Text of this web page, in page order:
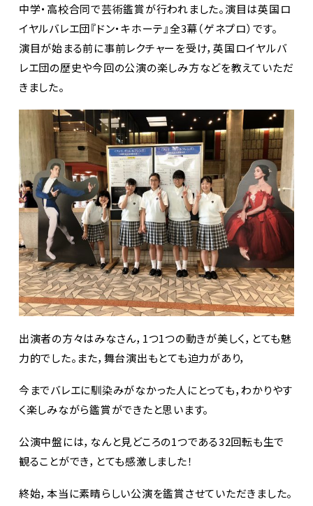
中学・高校合同で芸術鑑賞が行われました。演目は英国ロ
イヤルバレエ団『ドン・キホーテ』全3幕（ゲネプロ）です。
演目が始まる前に事前レクチャーを受け，英国ロイヤルバ
レエ団の歴史や今回の公演の楽しみ方などを教えていただ
きました。
出演者の方々はみなさん，1つ1つの動きが美しく，とても魅
力的でした。また，舞台演出もとても迫力があり，
今までバレエに馴染みがなかった人にとっても，わかりやす
く楽しみながら鑑賞ができたと思います。
公演中盤には，なんと見どころの1つである32回転も生で
観ることができ，とても感激しました！
終始，本当に素晴らしい公演を鑑賞させていただきました。